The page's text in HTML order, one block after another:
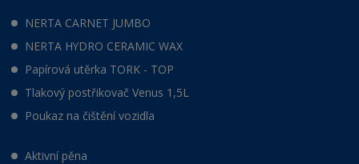
NERTA CARNET JUMBO
NERTA HYDRO CERAMIC WAX
Papírová utěrka TORK - TOP
Tlakový postřikovač Venus 1,5L
Poukaz na čištění vozidla
Aktivní pěna